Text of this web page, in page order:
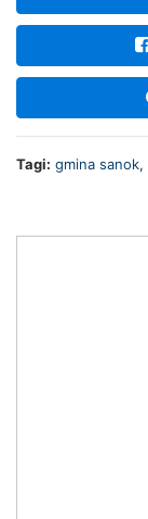
Tagi: gmina sanok,